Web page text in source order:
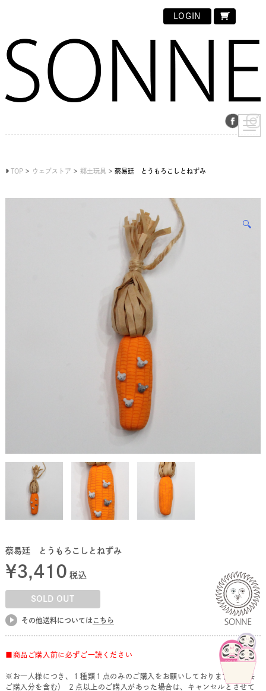
LOGIN
TOP ウェブストア 郷土玩具 蔡易廷 とうもろこしとねずみ
🔍
蔡易廷 とうもろこしとねずみ
¥3,410 税込
SOLD OUT
その他送料については こちら
■商品ご購入前に必ずご一読ください
※お一人様につき、１種類１点のみのご購入をお願いしております。(過去
ご購入分を含む） ２点以上のご購入があった場合は、キャンセルとさせて